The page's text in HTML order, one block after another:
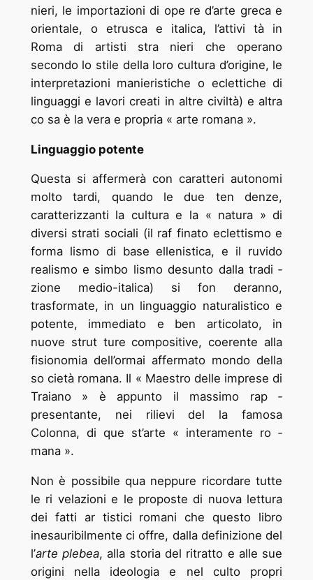
nieri, le importazioni di ope ­re d’arte greca e
orientale, o etrusca e italica, l’attivi ­tà in
Roma di artisti stra ­nieri che operano
secondo lo stile della loro cultura d’origine, le
interpretazioni manieristiche o eclettiche di
linguaggi e lavori creati in altre civiltà) e altra
co ­sa è la vera e propria « arte romana ».
Linguaggio potente
Questa si affermerà con caratteri autonomi
molto tardi, quando le due ten ­denze,
caratterizzanti la cultura e la « natura » di
diversi strati sociali (il raf ­finato eclettismo e
forma ­lismo di base ellenistica, e il ruvido
realismo e simbo ­lismo desunto dalla tradi ­
zione medio-italica) si fon ­deranno,
trasformate, in un linguaggio naturalistico e
potente, immediato e ben articolato, in
nuove strut ­ture compositive, coerente alla
fisionomia dell’ormai affermato mondo della
so ­cietà romana. Il « Maestro delle imprese di
Traiano » è appunto il massimo rap ­
presentante, nei rilievi del ­la famosa
Colonna, di que ­st’arte « interamente ro ­
mana ».
Non è possibile qua neppure ricordare tutte
le ri ­velazioni e le proposte di nuova lettura
dei fatti ar ­tistici romani che questo libro
inesauribilmente ci offre, dalla definizione del
­l’arte plebea, alla storia del ritratto e alle sue
origini nella ideologia e nel culto propri